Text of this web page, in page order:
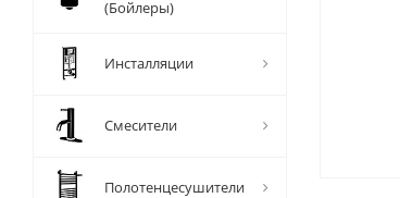
(Бойлеры)
Инсталляции
Смесители
Полотенцесушители